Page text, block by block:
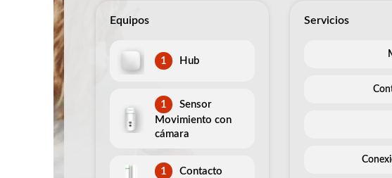
Equipos
1 Hub
1
Sensor
Movimiento con
cámara
1
Contacto
Servicios